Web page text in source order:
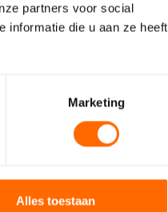
partners voor social
informatie die u aan ze heeft
Marketing
Alles toestaan
bestaande uit pure
kunststof
het een oranje tintje.